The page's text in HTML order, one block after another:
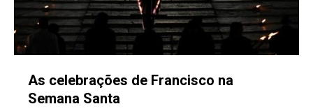
As celebrações de Francisco na
Semana Santa